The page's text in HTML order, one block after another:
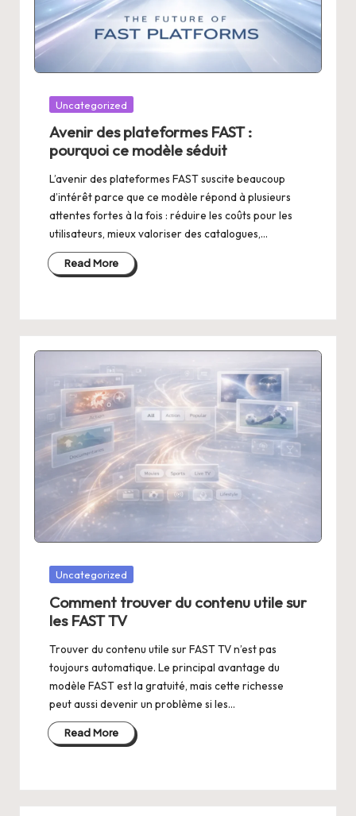
Posted
Uncategorized
Avenir des plateformes FAST :
pourquoi ce modèle séduit
L’avenir des plateformes FAST suscite beaucoup
d’intérêt parce que ce modèle répond à plusieurs
attentes fortes à la fois : réduire les coûts pour les
utilisateurs, mieux valoriser des catalogues,…
Read More
Posted
Uncategorized
Comment trouver du contenu utile sur
les FAST TV
Trouver du contenu utile sur FAST TV n’est pas
toujours automatique. Le principal avantage du
modèle FAST est la gratuité, mais cette richesse
peut aussi devenir un problème si les…
Read More